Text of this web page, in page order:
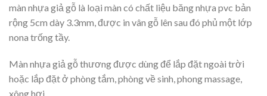
màn nhựa giả gỗ là loại màn có chất liệu băng nhựa pvc bản
rộng 5cm dày 3.3mm, được in vân gỗ lên sau đó phủ một lớp
nona trống tầy.
Màn nhựa giả gỗ thương được dùng để lắp đặt ngoài trời
hoặc lắp đặt ở phòng tắm, phòng về sinh, phong massage,
xông hơi.